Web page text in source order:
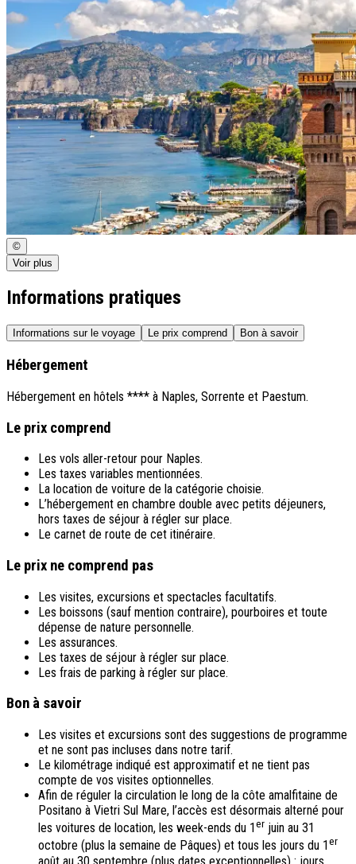
©
Voir plus
Informations pratiques
Informations sur le voyage Le prix comprend Bon à savoir
Hébergement
Hébergement en hôtels **** à Naples, Sorrente et Paestum.
Le prix comprend
Les vols aller-retour pour Naples.
Les taxes variables mentionnées.
La location de voiture de la catégorie choisie.
L’hébergement en chambre double avec petits déjeuners,
hors taxes de séjour à régler sur place.
Le carnet de route de cet itinéraire.
Le prix ne comprend pas
Les visites, excursions et spectacles facultatifs.
Les boissons (sauf mention contraire), pourboires et toute
dépense de nature personnelle.
Les assurances.
Les taxes de séjour à régler sur place.
Les frais de parking à régler sur place.
Bon à savoir
Les visites et excursions sont des suggestions de programme
et ne sont pas incluses dans notre tarif.
Le kilométrage indiqué est approximatif et ne tient pas
compte de vos visites optionnelles.
Afin de réguler la circulation le long de la côte amalfitaine de
Positano à Vietri Sul Mare, l’accès est désormais alterné pour
les voitures de location, les week-ends du 1 er juin au 31
octobre (plus la semaine de Pâques) et tous les jours du 1 er